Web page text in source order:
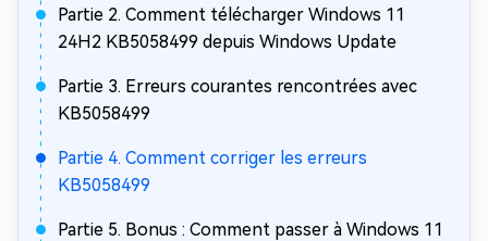
Partie 2. Comment télécharger Windows 11
24H2 KB5058499 depuis Windows Update
Partie 3. Erreurs courantes rencontrées avec
KB5058499
Partie 4. Comment corriger les erreurs
KB5058499
Partie 5. Bonus : Comment passer à Windows 11